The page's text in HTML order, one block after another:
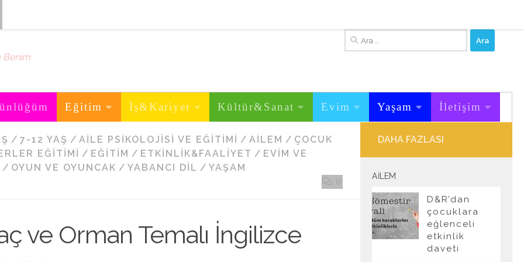
Benim
Arama:
Eğitim İş&Kariyer Kültür&Sanat Evim Yaşam İletişim
/ 7-12 YAŞ / AILE PSIKOLOJISI VE EĞITIMI / AILEM / ÇOCUK
EĞITIMI / EĞITIM / ETKINLIK&FAALIYET / EVIM VE
/ OYUN VE OYUNCAK / YABANCI DIL / YAŞAM
ve Orman Temalı İngilizce
DAHA FAZLASI
AILEM
D&R’dan
çocuklara
eğlenceli
etkinlik
daveti